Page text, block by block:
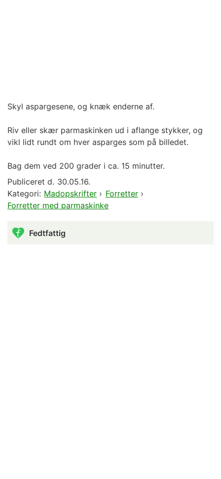
Skyl aspargesene, og knæk enderne af.
Riv eller skær parmaskinken ud i aflange stykker, og
vikl lidt rundt om hver asparges som på billedet.
Bag dem ved 200 grader i ca. 15 minutter.
Publiceret d. 30.05.16.
Kategori: Madopskrifter › Forretter›
Forretter med parmaskinke
Fedtfattig